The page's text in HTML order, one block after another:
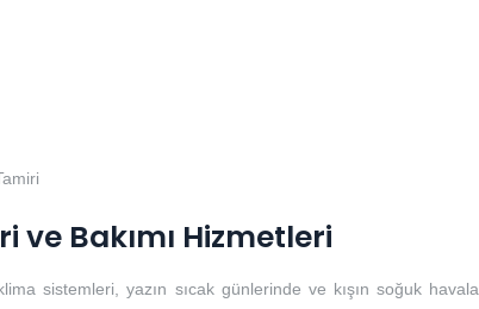
ve Bakımı Hizmetleri
sistemleri, yazın sıcak günlerinde ve kışın soğuk